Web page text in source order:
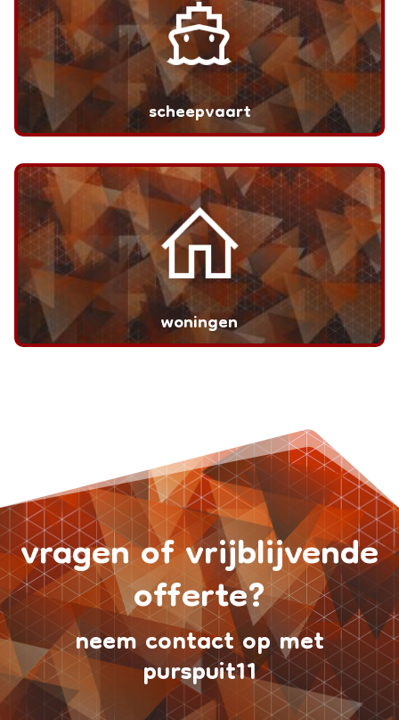
scheepvaart
woningen
vragen of vrijblijvende
offerte?
neem contact op met
purspuit11